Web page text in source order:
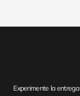
Experimente la